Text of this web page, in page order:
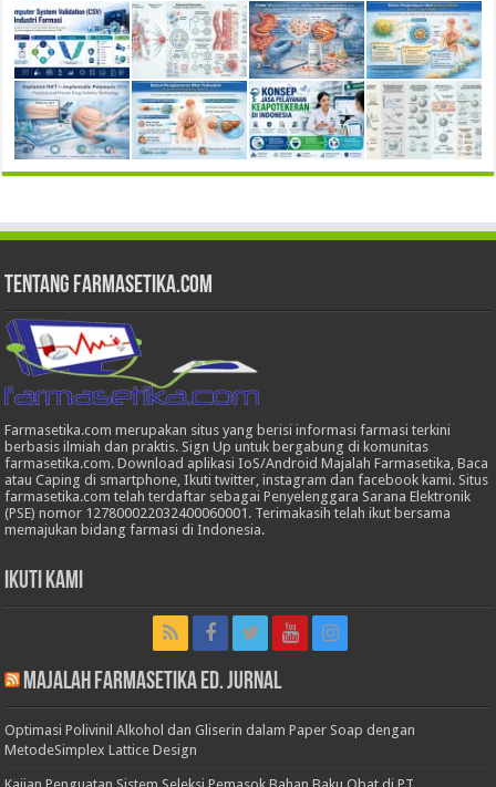
Tentang Farmasetika.com
Farmasetika.com merupakan situs yang berisi informasi farmasi terkini
berbasis ilmiah dan praktis. Sign Up untuk bergabung di komunitas
farmasetika.com. Download aplikasi IoS/Android Majalah Farmasetika, Baca
atau Caping di smartphone, Ikuti twitter, instagram dan facebook kami. Situs
farmasetika.com telah terdaftar sebagai Penyelenggara Sarana Elektronik
(PSE) nomor 127800022032400060001. Terimakasih telah ikut bersama
memajukan bidang farmasi di Indonesia.
Ikuti Kami
Majalah Farmasetika Ed. Jurnal
Optimasi Polivinil Alkohol dan Gliserin dalam Paper Soap dengan
MetodeSimplex Lattice Design